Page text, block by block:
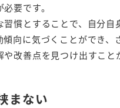
要です。
習慣とすることで、自分自
傾向に気づくことができ、
や改善点を見つけ出すこと
まない